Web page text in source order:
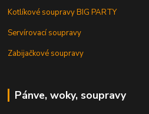
Kotlíkové soupravy BIG PARTY
Servírovací soupravy
Zabijačkové soupravy
Pánve, woky, soupravy